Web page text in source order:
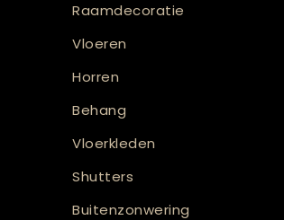
Raamdecoratie
Vloeren
Horren
Behang
Vloerkleden
Shutters
Buitenzonwering